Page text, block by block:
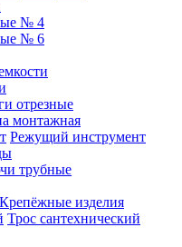
№ 4
№ 6
отрезные
монтажная
Режущий инструмент
трубные
Крепёжные изделия
Трос сантехнический